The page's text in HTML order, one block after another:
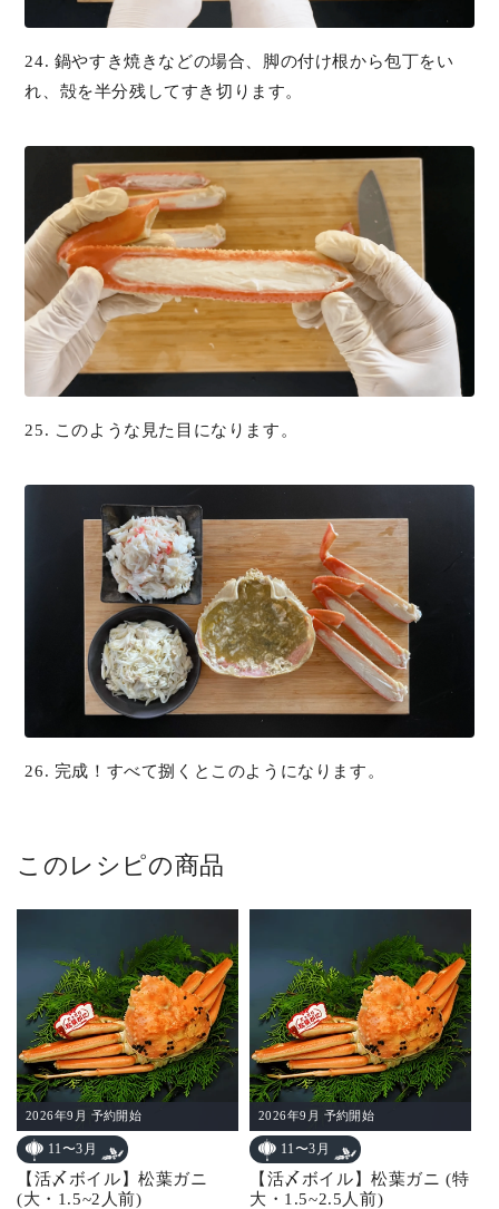
24. 鍋やすき焼きなどの場合、脚の付け根から包丁をい
れ、殻を半分残してすき切ります。
25. このような見た目になります。
26. 完成！すべて捌くとこのようになります。
このレシピの商品
2026年9月 予約開始
11〜3月
【活〆ボイル】松葉ガニ
(大・1.5~2人前)
2026年9月 予約開始
11〜3月
【活〆ボイル】松葉ガニ (特
大・1.5~2.5人前)